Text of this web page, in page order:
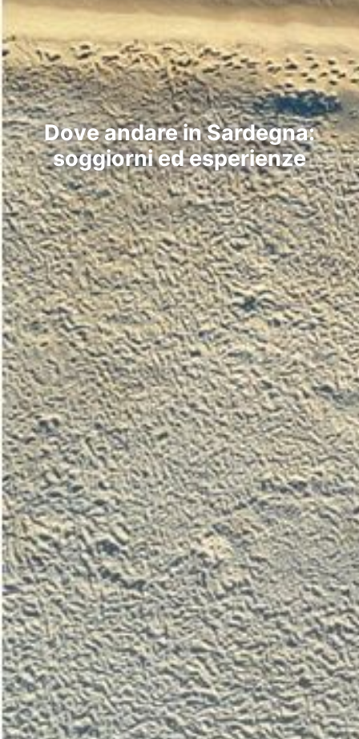
Dove andare in Sardegna:
soggiorni ed esperienze